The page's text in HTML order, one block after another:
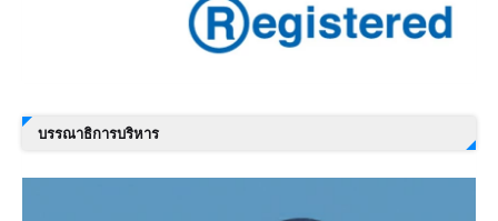
บรรณาธิการบริหาร